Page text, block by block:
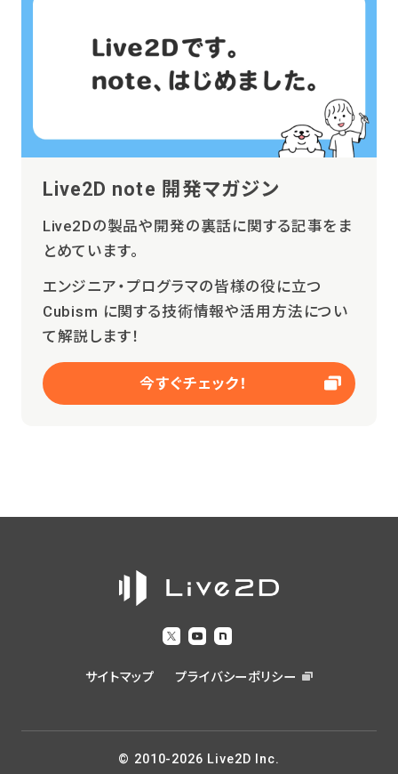
Live2D note 開発マガジン
Live2Dの製品や開発の裏話に関する記事をま
とめています。
エンジニア・プログラマの皆様の役に立つ
Cubism に関する技術情報や活用方法につい
て解説します！
今すぐチェック！
サイトマップ プライバシーポリシー
© 2010-2026 Live2D Inc.